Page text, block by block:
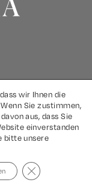
wir Ihnen die
Sie zustimmen,
aus, dass Sie
einverstanden
bitte unsere
Close GDPR